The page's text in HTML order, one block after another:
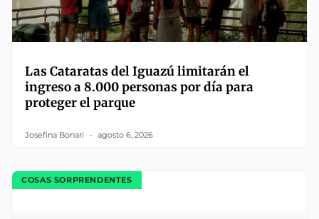
Las Cataratas del Iguazú limitarán el
ingreso a 8.000 personas por día para
proteger el parque
Josefina Bonari agosto 6, 2026
COSAS SORPRENDENTES